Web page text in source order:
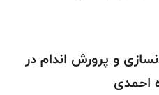
و پرورش اندام در
احمدی